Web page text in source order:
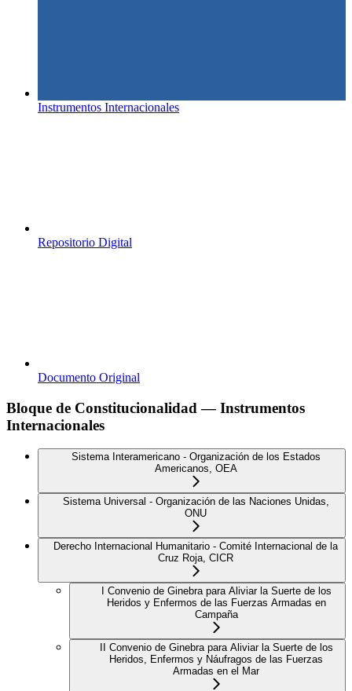
Instrumentos Internacionales
Repositorio Digital
Documento Original
Bloque de Constitucionalidad — Instrumentos
Internacionales
Sistema Interamericano - Organización de los Estados
Americanos, OEA
Sistema Universal - Organización de las Naciones Unidas,
ONU
Derecho Internacional Humanitario - Comité Internacional de la
Cruz Roja, CICR
I Convenio de Ginebra para Aliviar la Suerte de los
Heridos y Enfermos de las Fuerzas Armadas en
Campaña
II Convenio de Ginebra para Aliviar la Suerte de los
Heridos, Enfermos y Náufragos de las Fuerzas
Armadas en el Mar